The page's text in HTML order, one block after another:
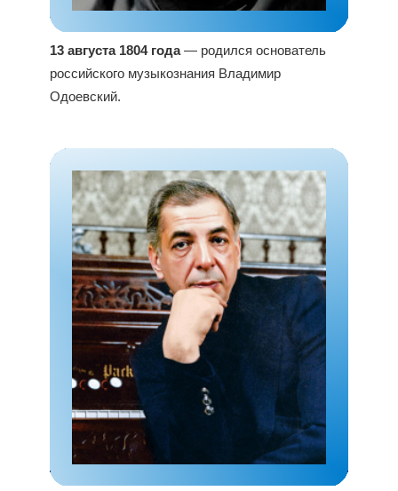
13 августа 1804 года— родился основатель
российского музыкознания Владимир
Одоевский.